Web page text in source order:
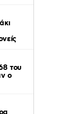
του
ο